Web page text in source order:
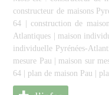
constructeur de maisons
64
construction de
Atlantiques
maison
individuelle Pyrénées-
mesure Pau
maison sur
64
plan de maison Pau